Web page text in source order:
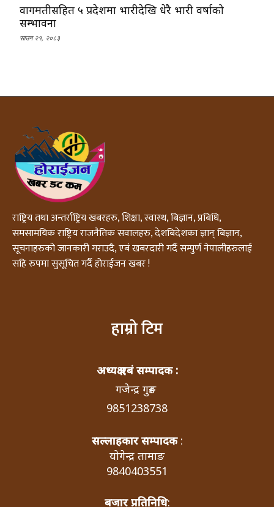
वागमतीसहित ५ प्रदेशमा भारीदेखि धेरै भारी वर्षाको
सम्भावना
साउन २१, २०८३
राष्ट्रिय तथा अन्तर्राष्ट्रिय खबरहरु, शिक्षा, स्वास्थ, बिज्ञान, प्रबिधि,
समसामयिक राष्ट्रिय राजनैतिक सवालहरु, देशबिदेशका ज्ञान् बिज्ञान,
सूचनाहरुको जानकारी गराउदै, एबं खबरदारी गर्दै सम्पुर्ण नेपालीहरुलाई
सहि रुपमा सुसूचित गर्दै होराईजन खबर !
हाम्रो टिम
अध्यक्ष एबं सम्पादक :
गजेन्द्र गुरुङ
9851238738
सल्लाहकार सम्पादक:
योगेन्द्र तामाङ
9840403551
बजार प्रतिनिधि: